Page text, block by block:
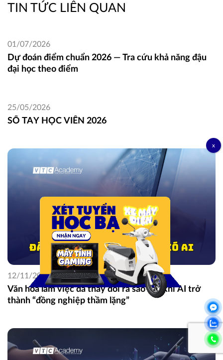
TIN TỨC LIÊN QUAN
Dự đoán điểm chuẩn 2026 — Tra cứu khả năng đậu
đại học theo điểm
01/07/2026
SỔ TAY HỌC VIÊN 2026
25/05/2026
Văn hóa làm việc đã thay đổi ra sao sau khi AI trở
thành “đồng nghiệp thầm lặng”
12/11/2025